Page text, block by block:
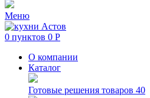
Меню
0 пунктов 0 Р
О компании
Каталог
Готовые решения товаров 40